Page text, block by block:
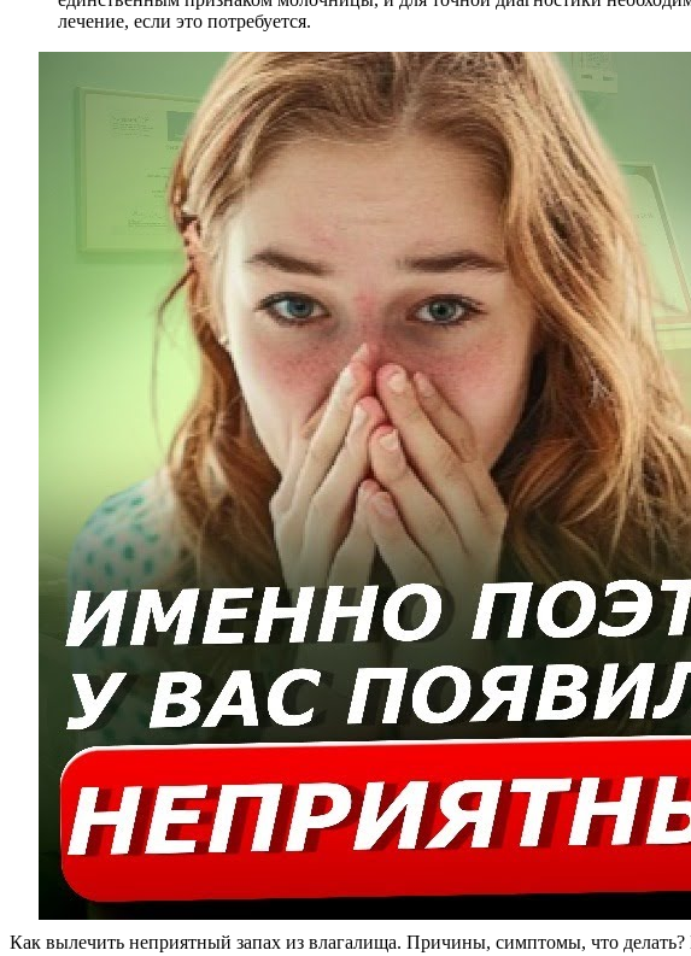
лечение, если это потребуется.
Как вылечить неприятный запах из влагалища. Причины, симптомы, что делать?